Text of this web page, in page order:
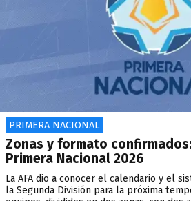
PRIMERA NACIONAL
Zonas y formato
Primera Nacional 2026
La AFA dio a conocer el calendario y el
la Segunda División para la próxima